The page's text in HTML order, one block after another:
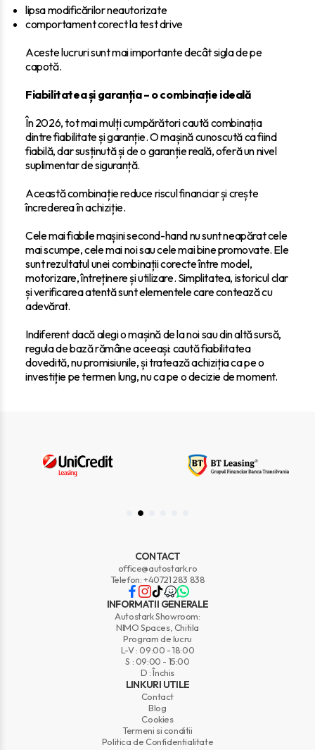
lipsa modificărilor neautorizate
comportament corect la test drive
Aceste lucruri sunt mai importante decât sigla de pe
capotă.
Fiabilitatea și garanția – o combinație ideală
În 2026, tot mai mulți cumpărători caută combinația
dintre fiabilitate și garanție. O mașină cunoscută ca fiind
fiabilă, dar susținută și de o garanție reală, oferă un nivel
suplimentar de siguranță.
Această combinație reduce riscul financiar și crește
încrederea în achiziție.
Cele mai fiabile mașini second-hand nu sunt neapărat cele
mai scumpe, cele mai noi sau cele mai bine promovate. Ele
sunt rezultatul unei combinații corecte între model,
motorizare, întreținere și utilizare. Simplitatea, istoricul clar
și verificarea atentă sunt elementele care contează cu
adevărat.
Indiferent dacă alegi o mașină de la noi sau din altă sursă,
regula de bază rămâne aceeași: caută fiabilitatea
dovedită, nu promisiunile, și tratează achiziția ca pe o
investiție pe termen lung, nu ca pe o decizie de moment.
CONTACT
office@autostark.ro
Telefon: +40721 283 838
INFORMATII GENERALE
Autostark Showroom:
NIMO Spaces, Chitila
Program de lucru
L-V : 09:00 - 18:00
S : 09:00 - 15:00
D : Închis
LINKURI UTILE
Contact
Blog
Cookies
Termeni si conditii
Politica de Confidentialitate